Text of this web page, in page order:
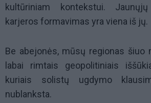
kultūriniam kontekstui.
karjeros formavimas yra viena iš jų.
Be abejonės, mūsų regionas šiuo
labai rimtais geopolitiniais
kuriais solistų ugdymo
nublanksta.